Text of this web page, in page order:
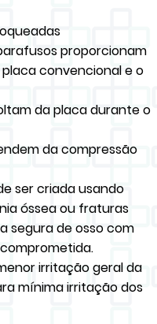
proporcionam
convencional e o
da placa durante o
da compressão
ser criada usando
óssea ou fraturas
segura de osso com
irritação geral da
mínima irritação dos